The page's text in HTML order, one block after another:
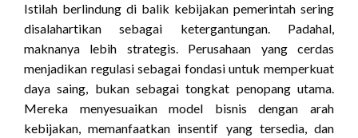
Istilah berlindung di balik kebijakan pemerintah sering
disalahartikan sebagai ketergantungan. Padahal,
maknanya lebih strategis. Perusahaan yang cerdas
menjadikan regulasi sebagai fondasi untuk memperkuat
daya saing, bukan sebagai tongkat penopang utama.
Mereka menyesuaikan model bisnis dengan arah
kebijakan, memanfaatkan insentif yang tersedia, dan